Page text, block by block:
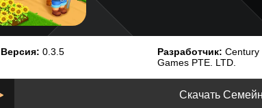
Версия: 0.3.5 Разработчик: Century
Games PTE. LTD.
Скачать